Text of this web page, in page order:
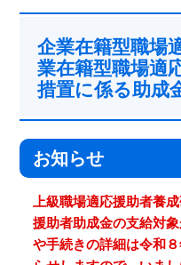
企業在籍型職場
業在籍型職場適
措置に係る助成
お知らせ
上級職場適応援助者養
援助者助成金の支給対
や手続きの詳細は令和